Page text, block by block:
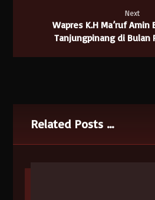
Next
Wapres K.H Ma’ruf
Tanjungpinang di Bulan
Related Posts ...